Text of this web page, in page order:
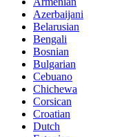
Azerbaijani
Belarusian
Bengali
Bosnian
Bulgarian
Cebuano
Chichewa
Corsican
Croatian
Dutch